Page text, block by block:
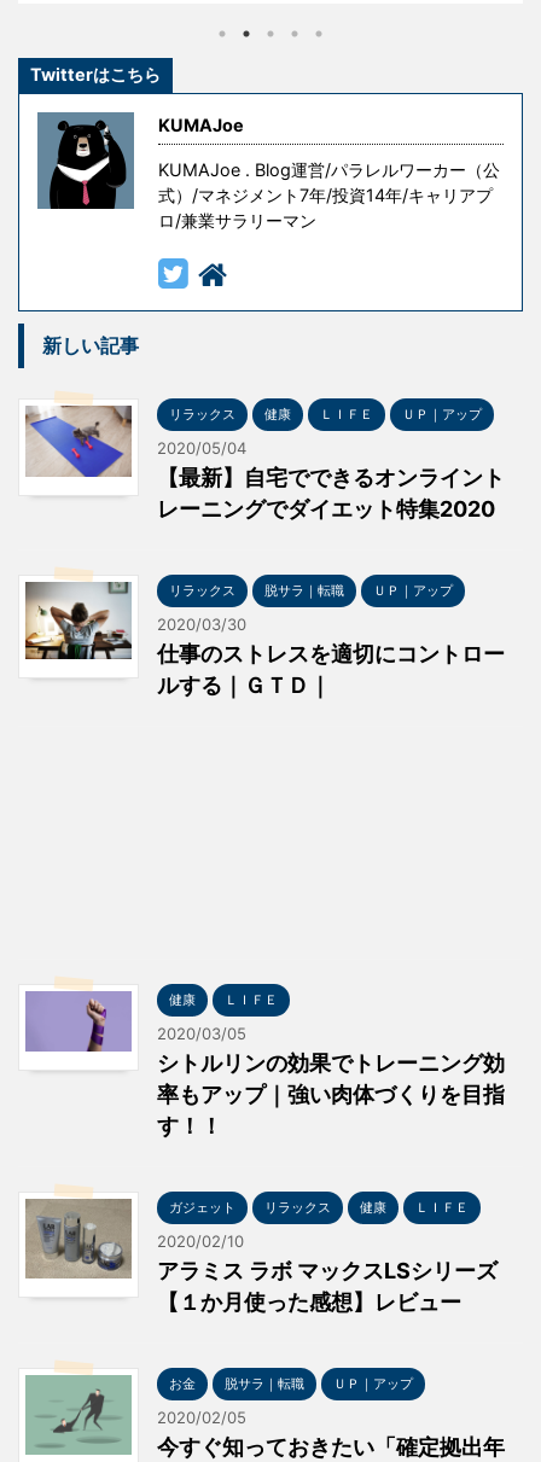
ただし授業料が高すぎる 』というものです。 失敗はコ
意味がありますが、無意味な ...
Twitterはこちら
KUMAJoe
KUMAJoe . Blog運営/パラレルワーカー（公
式）/マネジメント7年/投資14年/キャリアプ
ロ/兼業サラリーマン
新しい記事
リラックス 健康 ＬＩＦＥ ＵＰ｜アップ
2020/05/04
【最新】自宅でできるオンライント
レーニングでダイエット特集2020
リラックス 脱サラ｜転職 ＵＰ｜アップ
2020/03/30
仕事のストレスを適切にコントロー
ルする｜ＧＴＤ｜
健康 ＬＩＦＥ
2020/03/05
シトルリンの効果でトレーニング効
率もアップ｜強い肉体づくりを目指
す！！
ガジェット リラックス 健康 ＬＩＦＥ
2020/02/10
アラミス ラボ マックスLSシリーズ
【１か月使った感想】レビュー
お金 脱サラ｜転職 ＵＰ｜アップ
2020/02/05
今すぐ知っておきたい「確定拠出年